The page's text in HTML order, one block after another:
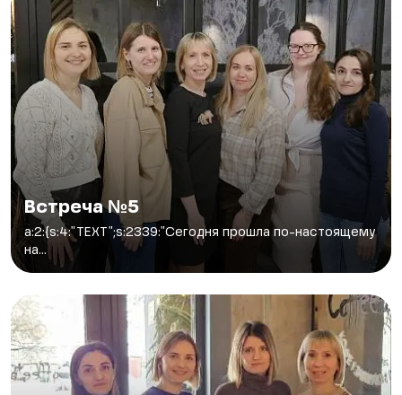
Встреча №5
a:2:{s:4:"TEXT";s:2339:"Сегодня прошла по-настоящему
на...